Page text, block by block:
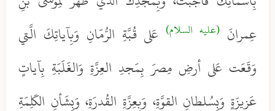
عِمرانَ (عليه السلام)عَلى قُبَّةِ الرُّمّانِ وَبِآياتِكَ الَّتي
وَقَعَت عَلى أرضِ مِصرَ بِمَجدِ العِزَّةِ وَالغَلَبَةِ بِآياتٍ
عَزيزَةٍ وَبِسُلطانِ القوَّةِ، وَبِعِزَّةِ القُدرَةِ، وَبِشَأنِ الكَلِمَةِ